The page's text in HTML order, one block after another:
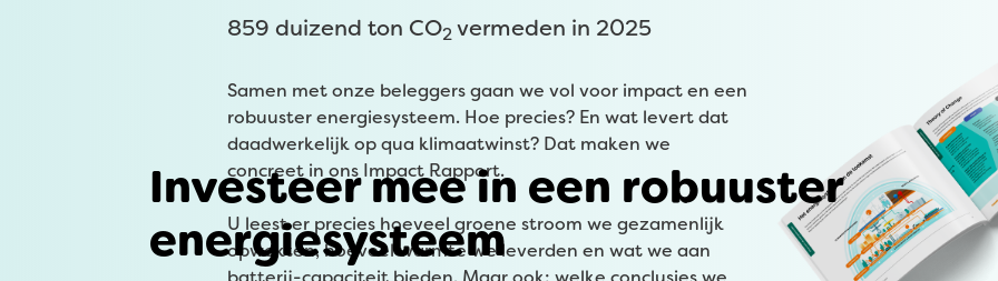
Investeer mee in een robuuster
energiesysteem
859 duizend ton CO2 vermeden in 2025
Samen met onze beleggers gaan we vol voor impact en een
robuuster energiesysteem. Hoe precies? En wat levert dat
daadwerkelijk op qua klimaatwinst? Dat maken we
concreet in ons Impact Rapport.
U leest er precies hoeveel groene stroom we gezamenlijk
opwekten, hoeveel warmte we leverden en wat we aan